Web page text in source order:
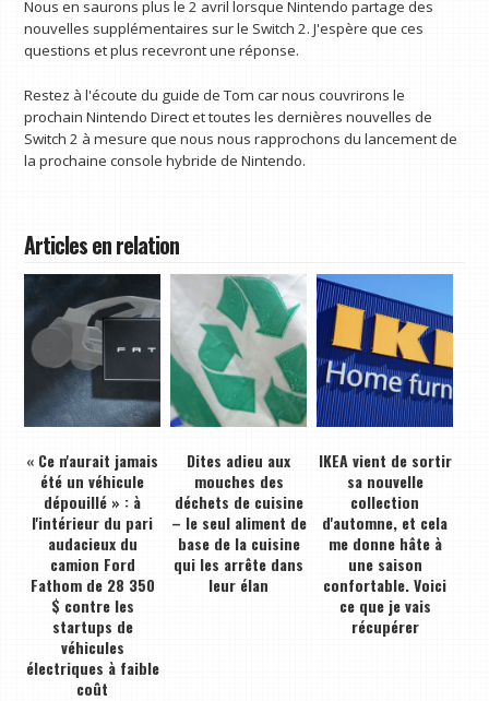
Nous en saurons plus le 2 avril lorsque Nintendo partage des
nouvelles supplémentaires sur le Switch 2. J'espère que ces
questions et plus recevront une réponse.
Restez à l'écoute du guide de Tom car nous couvrirons le
prochain Nintendo Direct et toutes les dernières nouvelles de
Switch 2 à mesure que nous nous rapprochons du lancement de
la prochaine console hybride de Nintendo.
Articles en relation
« Ce n'aurait jamais
été un véhicule
dépouillé » : à
l'intérieur du pari
audacieux du
camion Ford
Fathom de 28 350
$ contre les
startups de
véhicules
électriques à faible
coût
Dites adieu aux
mouches des
déchets de cuisine
– le seul aliment de
base de la cuisine
qui les arrête dans
leur élan
IKEA vient de sortir
sa nouvelle
collection
d'automne, et cela
me donne hâte à
une saison
confortable. Voici
ce que je vais
récupérer